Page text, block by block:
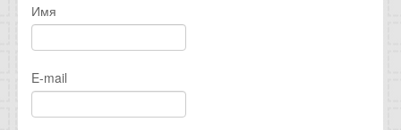
Имя
E-mail